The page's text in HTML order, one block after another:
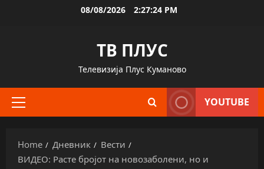
08/08/2026 2:27:25 PM
ТВ ПЛУС
Телевизија Плус Куманово
Primary
YOUTUBE
Home Дневник
Вести
ВИДЕО: Расте бројот на новозаболени, но и